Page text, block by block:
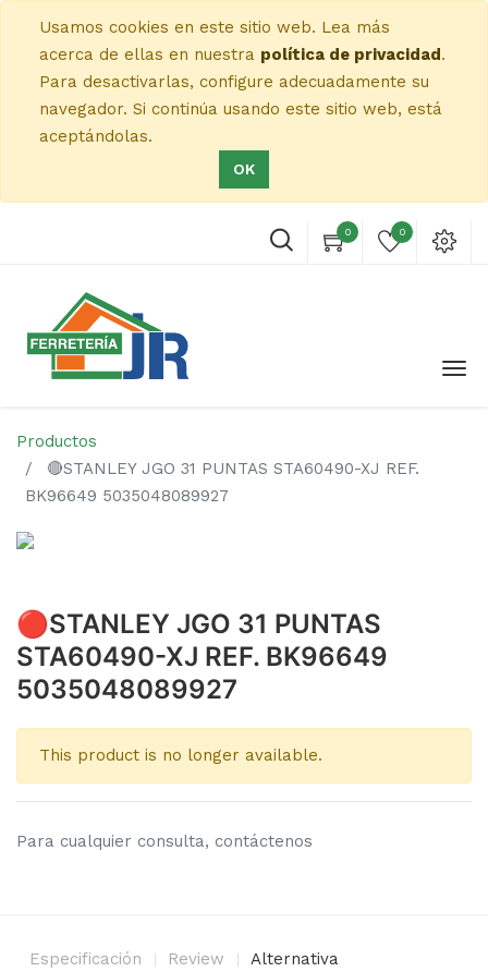
Usamos cookies en este sitio web. Lea más
acerca de ellas en nuestra política de privacidad.
Para desactivarlas, configure adecuadamente su
navegador. Si continúa usando este sitio web, está
aceptándolas.
OK
0 0
Productos
🔴STANLEY JGO 31 PUNTAS STA60490-XJ REF.
BK96649 5035048089927
🔴STANLEY JGO 31 PUNTAS
STA60490-XJ REF. BK96649
5035048089927
This product is no longer available.
Para cualquier consulta, contáctenos
Especificación Review Alternativa